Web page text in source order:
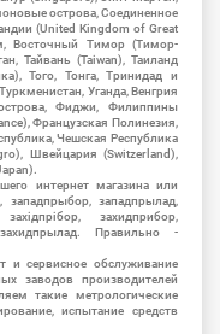
острова, Соединенное
(United Kingdom of Great
Восточный Тимор (Тимор-
Тайвань (Taiwan), Таиланд
Того, Тонга, Тринидад и
Уганда, Венгрия
Фиджи, Филиппины
Французская Полинезия,
Чешская Республика
Швейцария (Switzerland),
интернет магазина или
западпрылад,
захидприбор,
Правильно -
и сервисное обслуживание
заводов производителей
такие метрологические
испытание средств